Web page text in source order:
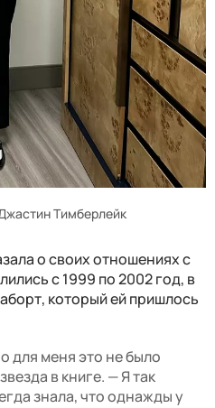
Тимберлейк
о своих отношениях с
с 1999 по 2002 год, в
который ей пришлось
для меня это не было
в книге. — Я так
знала, что однажды у